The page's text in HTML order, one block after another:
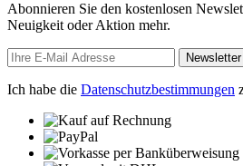
Abonnieren Sie den kostenlosen
Neuigkeit oder Aktion mehr.
Ich habe die Datenschutzbestimmungen